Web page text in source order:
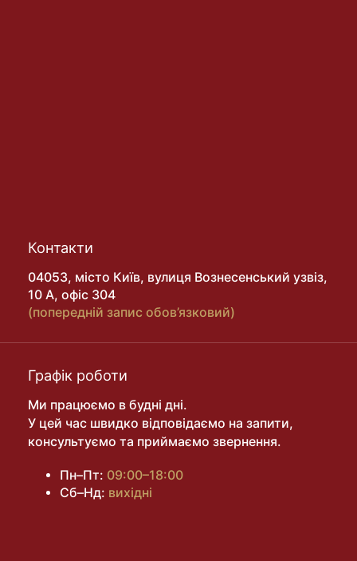
Контакти
04053, місто Київ, вулиця Вознесенський узвіз,
10 А, офіс 304
(попередній запис обов’язковий)
Графік роботи
Ми працюємо в будні дні.
У цей час швидко відповідаємо на запити,
консультуємо та приймаємо звернення.
Пн–Пт: 09:00–18:00
Сб–Нд: вихідні